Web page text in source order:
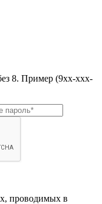
8. Пример (9хх-ххх-
проводимых в